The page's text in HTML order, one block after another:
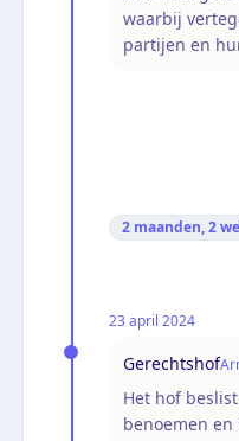
waarbij
partijen en
2 maanden, 2
23 april 2024
Gerechtshof
Het hof
benoemen